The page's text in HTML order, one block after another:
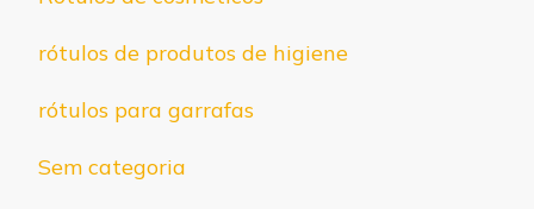
rótulos de produtos de higiene
rótulos para garrafas
Sem categoria